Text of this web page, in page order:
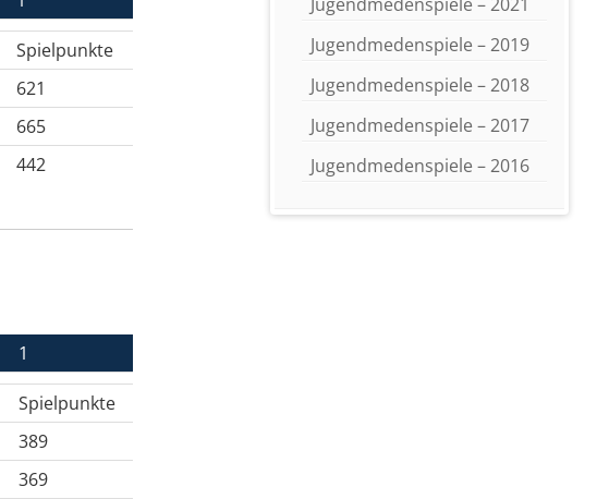
Spielpunkte
621
665
442
1
Spielpunkte
389
369
Jugendmedenspiele – 2019
Jugendmedenspiele – 2018
Jugendmedenspiele – 2017
Jugendmedenspiele – 2016